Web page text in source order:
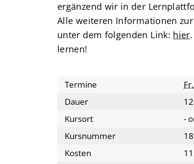
ergänzend wir in der
Alle weiteren Informationen
unter dem folgenden Link: hier
lernen!
Termine Fr.
Dauer
Kursort
-
Kursnummer
Kosten